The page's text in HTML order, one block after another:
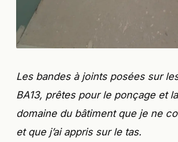
Les bandes à joints posées sur
BA13, prêtes pour le ponçage et
domaine du bâtiment que je ne
et que j’ai appris sur le tas.